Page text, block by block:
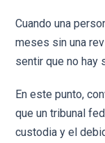
Cuando una
meses sin una
sentir que no hay
En este punto,
que un tribunal
custodia y el